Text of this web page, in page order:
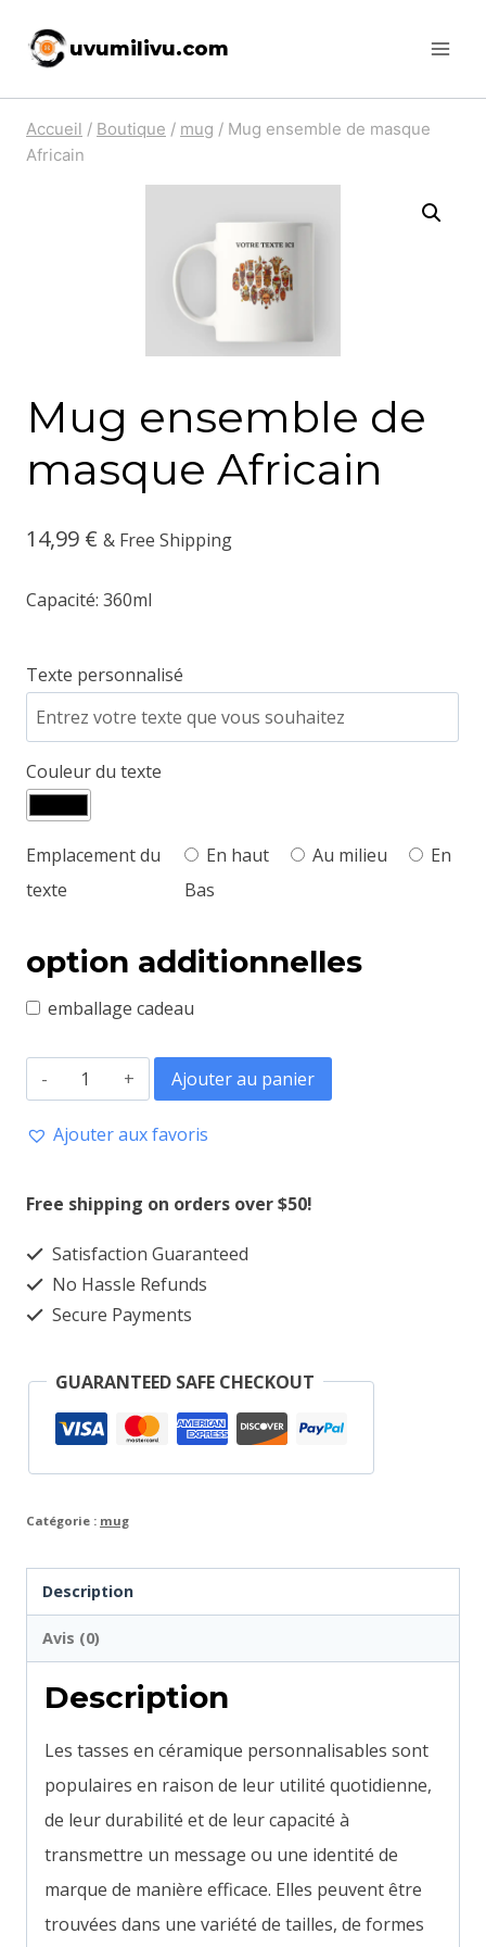
uvumilivu.com
Accueil / Boutique / mug / Mug ensemble de masque
Africain
Mug ensemble de
masque Africain
14,99 € & Free Shipping
Capacité: 360ml
Texte personnalisé
Couleur du texte
Emplacement du
texte
En haut Au milieu
En
Bas
option additionnelles
emballage cadeau
quantité
de
Mug
de
masque
Africain
Ajouter au panier
Ajouter aux favoris
Free shipping on orders over $50!
Satisfaction Guaranteed
No Hassle Refunds
Secure Payments
GUARANTEED SAFE CHECKOUT
Catégorie : mug
Description
Avis (0)
Description
Les tasses en céramique personnalisables sont
populaires en raison de leur utilité quotidienne,
de leur durabilité et de leur capacité à
transmettre un message ou une identité de
marque de manière efficace. Elles peuvent être
trouvées dans une variété de tailles, de formes